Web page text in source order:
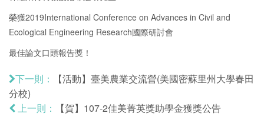
榮獲2019International Conference on Advances in Civil and
Ecological Engineering Research國際研討會
最佳論文口頭報告獎！
下一則：
【活動】臺美農業交流營(美國密蘇里州大學春田
分校)
上一則：
【賀】107-2佳美菁英獎助學金獲獎公告